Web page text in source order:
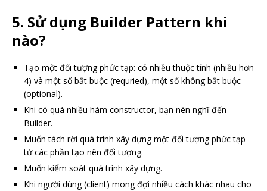
5. Sử dụng Builder Pattern khi
nào?
Tạo một đối tượng phức tạp: có nhiều thuộc tính (nhiều hơn
4) và một số bắt buộc (requried), một số không bắt buộc
(optional).
Khi có quá nhiều hàm constructor, bạn nên nghĩ đến
Builder.
Muốn tách rời quá trình xây dựng một đối tượng phức tạp
từ các phần tạo nên đối tượng.
Muốn kiểm soát quá trình xây dựng.
Khi người dùng (client) mong đợi nhiều cách khác nhau cho